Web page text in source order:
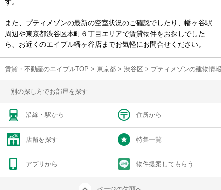
す。
また、プティメゾンの最新の空室状況のご確認でしたり、幡ヶ谷駅
周辺や東京都渋谷区本町６丁目エリアで賃貸物件をお探しでした
ら、お近くのエイブル幡ヶ谷店までお気軽にお問合せください。
賃貸・不動産のエイブルTOP > 東京都 > 渋谷区 > プティメゾンの建物情
別の探し方でお部屋を探す
沿線・駅から 住所から
店舗を探す 特集一覧
アプリから 物件提案してもらう